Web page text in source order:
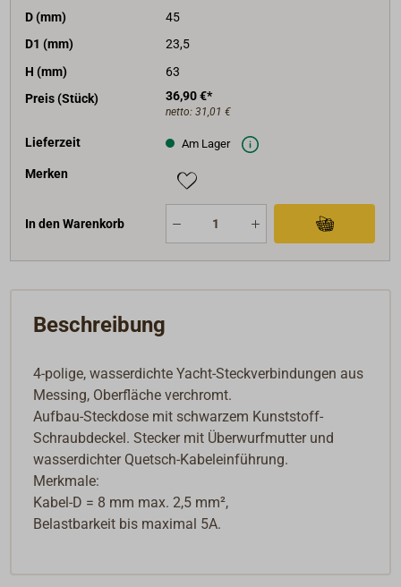
D (mm)
45
D1 (mm)
23,5
H (mm)
63
Preis (Stück)
36,90 €*
netto: 31,01 €
Lieferzeit Am Lager
Merken
In den Warenkorb
Beschreibung
4-polige, wasserdichte Yacht-Steckverbindungen aus
Messing, Oberfläche verchromt.
Aufbau-Steckdose mit schwarzem Kunststoff-
Schraubdeckel. Stecker mit Überwurfmutter und
wasserdichter Quetsch-Kabeleinführung.
Merkmale:
Kabel-D = 8 mm max. 2,5 mm²,
Belastbarkeit bis maximal 5A.